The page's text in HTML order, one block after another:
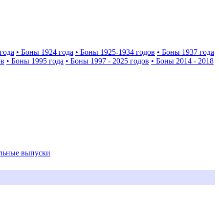
• Боны 1924 года • Боны 1925-1934 годов • Боны 1937 года
• Боны 1995 года • Боны 1997 - 2025 годов • Боны 2014 - 2018
выпуски